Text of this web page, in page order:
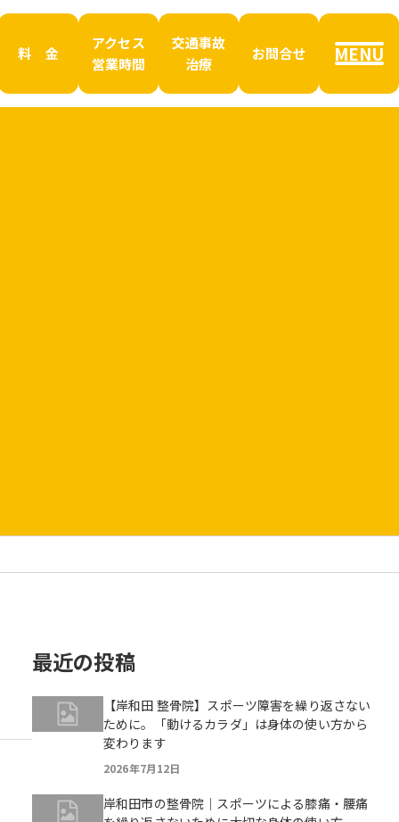
料 金
アクセス
営業時間
交通事故
治療
お問合せ MENU
最近の投稿
【岸和田 整骨院】スポーツ障害を繰り返さない
ために。「動けるカラダ」は身体の使い方から
変わります
2026年7月12日
岸和田市の整骨院｜スポーツによる膝痛・腰痛